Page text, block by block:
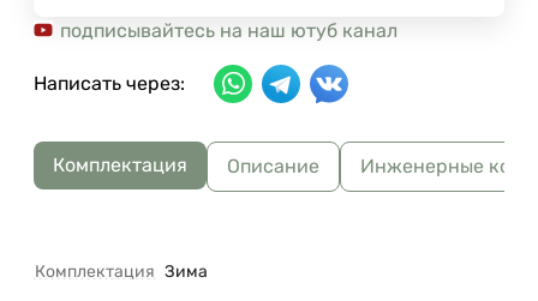
подписывайтесь на наш ютуб канал
Написать через:
Комплектация Описание Инженерные
Комплектация Зима